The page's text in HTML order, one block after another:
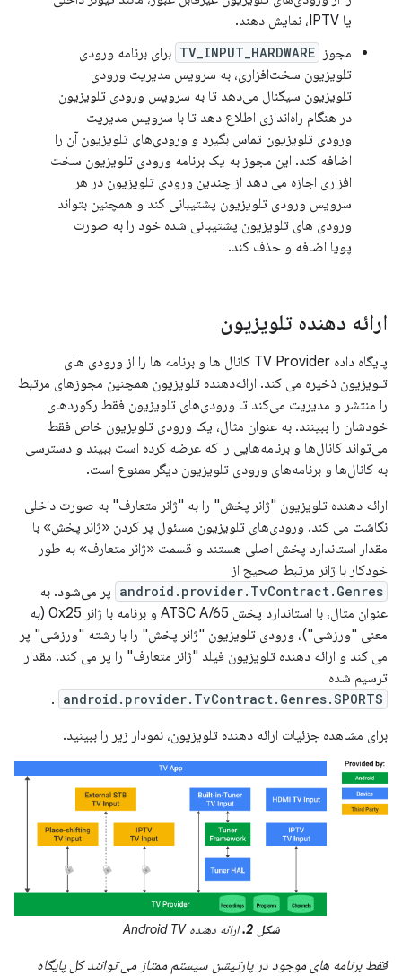
یا IPTV، نمایش دهند.
مجوز TV_INPUT_HARDWARE برای برنامه ورودی
تلویزیون سخت‌افزاری، به سرویس مدیریت ورودی
تلویزیون سیگنال می‌دهد تا به سرویس ورودی تلویزیون
در هنگام راه‌اندازی اطلاع دهد تا با سرویس مدیریت
ورودی تلویزیون تماس بگیرد و ورودی‌های تلویزیون آن را
اضافه کند. این مجوز به یک برنامه ورودی تلویزیون سخت
افزاری اجازه می دهد از چندین ورودی تلویزیون در هر
سرویس ورودی تلویزیون پشتیبانی کند و همچنین بتواند
ورودی های تلویزیون پشتیبانی شده خود را به صورت
پویا اضافه و حذف کند.
ارائه دهنده تلویزیون
پایگاه داده TV Provider کانال ها و برنامه ها را از ورودی های
تلویزیون ذخیره می کند. ارائه‌دهنده تلویزیون همچنین مجوزهای مرتبط
را منتشر و مدیریت می‌کند تا ورودی‌های تلویزیون فقط رکوردهای
خودشان را ببینند. به عنوان مثال، یک ورودی تلویزیون خاص فقط
می‌تواند کانال‌ها و برنامه‌هایی را که عرضه کرده است ببیند و دسترسی
به کانال‌ها و برنامه‌های ورودی تلویزیون دیگر ممنوع است.
ارائه دهنده تلویزیون "ژانر پخش" را به "ژانر متعارف" به صورت داخلی
نگاشت می کند. ورودی‌های تلویزیون مسئول پر کردن «ژانر پخش» با
مقدار استاندارد پخش اصلی هستند و قسمت «ژانر متعارف» به طور
خودکار با ژانر مرتبط صحیح از
android.provider.TvContract.Genres پر می‌شود. به
عنوان مثال، با استاندارد پخش ATSC A/65 و برنامه با ژانر 0x25 (به
معنی "ورزشی")، ورودی تلویزیون "ژانر پخش" را با رشته "ورزشی" پر
می کند و ارائه دهنده تلویزیون فیلد "ژانر متعارف" را پر می کند. مقدار
ترسیم شده
android.provider.TvContract.Genres.SPORTS
.
برای مشاهده جزئیات ارائه دهنده تلویزیون، نمودار زیر را ببینید.
شکل 2. ارائه دهنده Android TV
فقط برنامه های موجود در پارتیشن سیستم ممتاز می توانند کل پایگاه